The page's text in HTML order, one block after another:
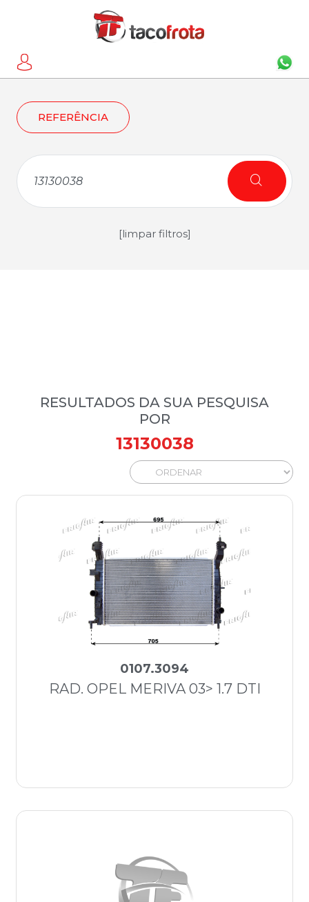
REFERÊNCIA
[limpar filtros]
RESULTADOS DA SUA PESQUISA
POR
13130038
0107.3094
RAD. OPEL MERIVA 03> 1.7 DTI